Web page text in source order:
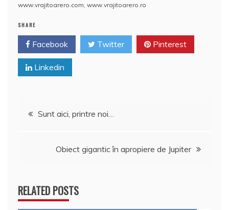
www.vrajitoarero.com www.vrajitoarero.ro
SHARE
Facebook Twitter Pinterest
Linkedin
Navigare
Sunt aici, printre noi…
Obiect gigantic în apropiere de Jupiter
RELATED POSTS